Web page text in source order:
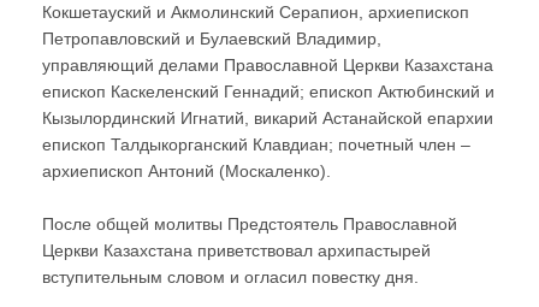
Кокшетауский и Акмолинский Серапион, архиепископ
Петропавловский и Булаевский Владимир,
управляющий делами Православной Церкви Казахстана
епископ Каскеленский Геннадий; епископ Актюбинский и
Кызылординский Игнатий, викарий Астанайской епархии
епископ Талдыкорганский Клавдиан; почетный член –
архиепископ Антоний (Москаленко).
После общей молитвы Предстоятель Православной
Церкви Казахстана приветствовал архипастырей
вступительным словом и огласил повестку дня.